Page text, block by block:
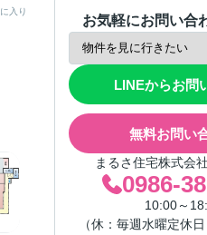
入り
お気軽にお問い合
LINEからお問
無料お問い
まるさ住宅株式会
0986-
10:00～
（休：毎週水曜定休